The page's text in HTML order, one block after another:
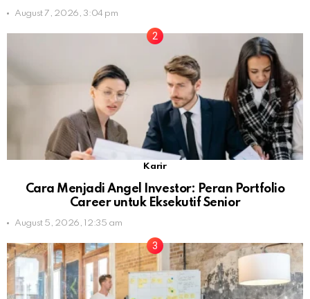
August 7, 2026, 3:04 pm
Karir
Cara Menjadi Angel Investor: Peran Portfolio
Career untuk Eksekutif Senior
August 5, 2026, 12:35 am